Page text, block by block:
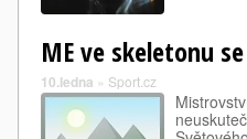
ME ve skeletonu
10.ledna » Sport.cz